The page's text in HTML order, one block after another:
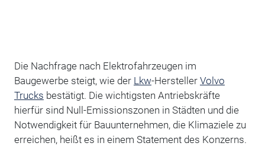
Die Nachfrage nach Elektrofahrzeugen im
Baugewerbe steigt, wie der Lkw-Hersteller Volvo
Trucks bestätigt. Die wichtigsten Antriebskräfte
hierfür sind Null-Emissionszonen in Städten und die
Notwendigkeit für Bauunternehmen, die Klimaziele zu
erreichen, heißt es in einem Statement des Konzerns.